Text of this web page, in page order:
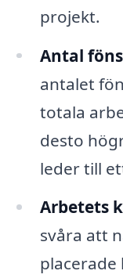
projekt.
Antal
antalet
totala
desto
leder till
Arbetets
svåra att
placerade